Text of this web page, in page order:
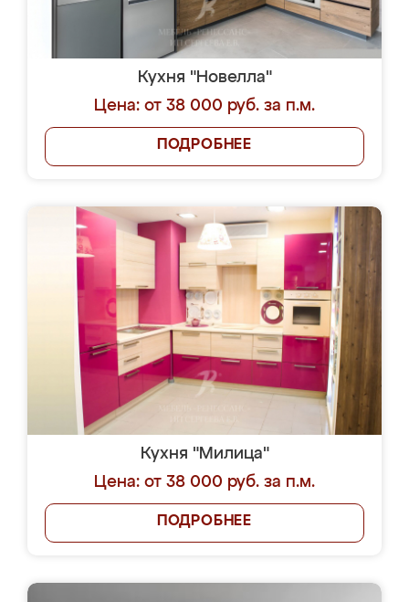
Кухня "Новелла"
Цена: от 38 000 руб. за п.м.
ПОДРОБНЕЕ
Кухня "Милица"
Цена: от 38 000 руб. за п.м.
ПОДРОБНЕЕ